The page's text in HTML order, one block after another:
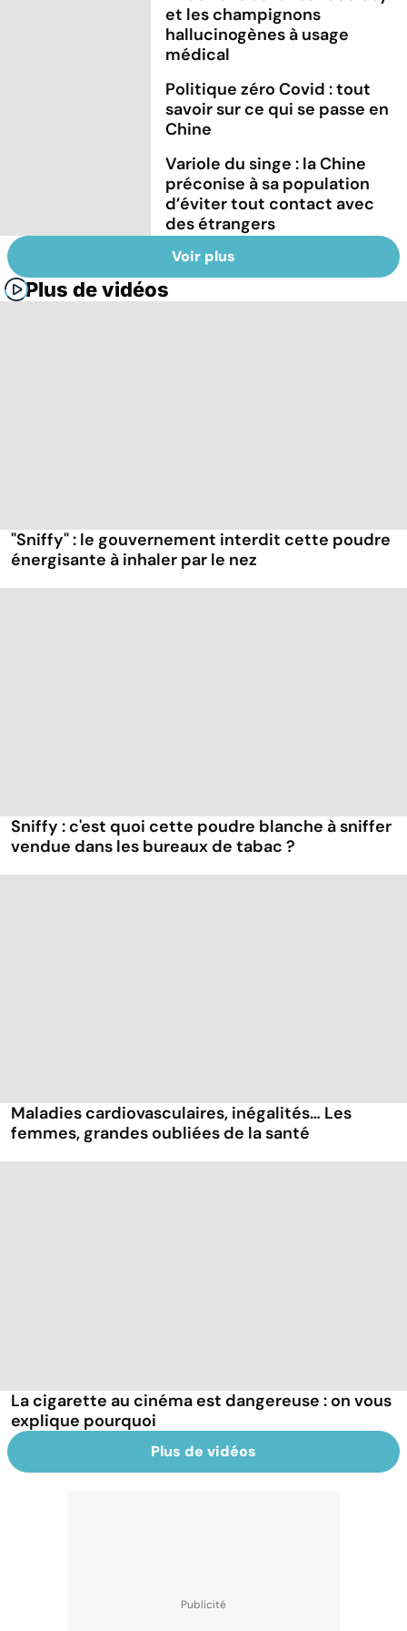
et les champignons
hallucinogènes à usage
médical
Politique zéro Covid : tout
savoir sur ce qui se passe en
Chine
Variole du singe : la Chine
préconise à sa population
d’éviter tout contact avec
des étrangers
Voir plus
Plus de vidéos
"Sniffy" : le gouvernement interdit cette poudre
énergisante à inhaler par le nez
Sniffy : c'est quoi cette poudre blanche à sniffer
vendue dans les bureaux de tabac ?
Maladies cardiovasculaires, inégalités… Les
femmes, grandes oubliées de la santé
La cigarette au cinéma est dangereuse : on vous
explique pourquoi
Plus de vidéos